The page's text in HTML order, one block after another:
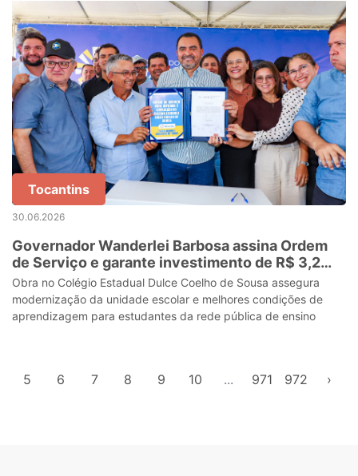
Tocantins
30.06.2026
Governador Wanderlei Barbosa assina Ordem
de Serviço e garante investimento de R$ 3,2
milhões para reforma e ampliação de escola
estadual em Angico
Obra no Colégio Estadual Dulce Coelho de Sousa assegura
modernização da unidade escolar e melhores condições de
aprendizagem para estudantes da rede pública de ensino
5 6 7 8 9 10 ... 971 972 ›